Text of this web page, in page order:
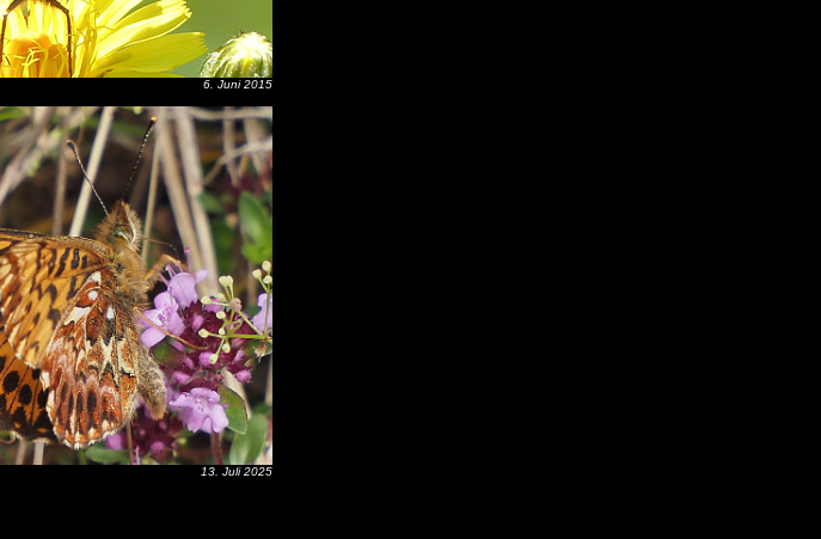
6. Juni 2015
13. Juli 2025